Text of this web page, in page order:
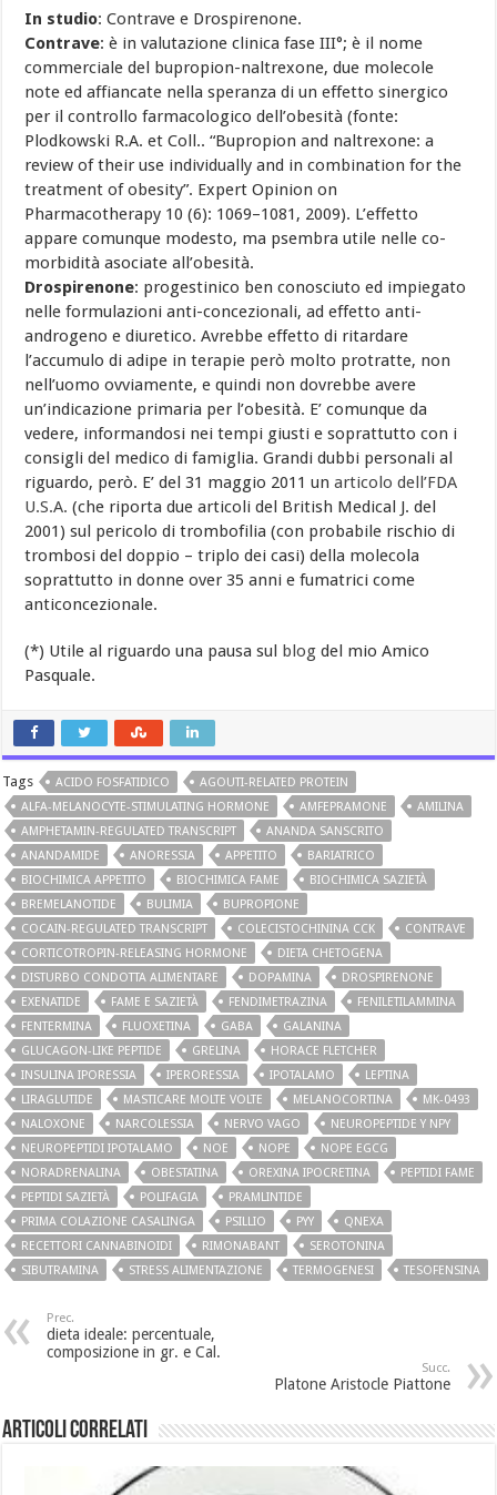
In studio: Contrave e Drospirenone.
Contrave: è in valutazione clinica fase III°; è il nome
commerciale del bupropion-naltrexone, due molecole
note ed affiancate nella speranza di un effetto sinergico
per il controllo farmacologico dell’obesità (fonte:
Plodkowski R.A. et Coll.. “Bupropion and naltrexone: a
review of their use individually and in combination for the
treatment of obesity”. Expert Opinion on
Pharmacotherapy 10 (6): 1069–1081, 2009). L’effetto
appare comunque modesto, ma psembra utile nelle co-
morbidità asociate all’obesità.
Drospirenone: progestinico ben conosciuto ed impiegato
nelle formulazioni anti-concezionali, ad effetto anti-
androgeno e diuretico. Avrebbe effetto di ritardare
l’accumulo di adipe in terapie però molto protratte, non
nell’uomo ovviamente, e quindi non dovrebbe avere
un’indicazione primaria per l’obesità. E’ comunque da
vedere, informandosi nei tempi giusti e soprattutto con i
consigli del medico di famiglia. Grandi dubbi personali al
riguardo, però. E’ del 31 maggio 2011 unarticolo dell’FDA
U.S.A. (che riporta due articoli del British Medical J. del
2001) sul pericolo di trombofilia (con probabile rischio di
trombosi del doppio – triplo dei casi) della molecola
soprattutto in donne over 35 anni e fumatrici come
anticoncezionale.
(*) Utile al riguardo una pausa sul blog del mio Amico
Pasquale.
Tags ACIDO FOSFATIDICO
AGOUTI-RELATED PROTEIN
ALFA-MELANOCYTE-STIMULATING HORMONE
AMFEPRAMONE
AMILINA
AMPHETAMIN-REGULATED TRANSCRIPT
ANANDA SANSCRITO
ANANDAMIDE
ANORESSIA APPETITO
BARIATRICO
BIOCHIMICA APPETITO
BIOCHIMICA FAME
BIOCHIMICA SAZIETÀ
BREMELANOTIDE
BULIMIA
BUPROPIONE
COCAIN-REGULATED TRANSCRIPT
COLECISTOCHININA CCK
CONTRAVE
CORTICOTROPIN-RELEASING HORMONE
DIETA CHETOGENA
DISTURBO CONDOTTA ALIMENTARE
DOPAMINA
DROSPIRENONE
EXENATIDE
FAME E SAZIETÀ FENDIMETRAZINA
FENILETILAMMINA
FENTERMINA
FLUOXETINA GABA
GALANINA
GLUCAGON-LIKE PEPTIDE
GRELINA
HORACE FLETCHER
INSULINA IPORESSIA
IPERORESSIA IPOTALAMO
LEPTINA
LIRAGLUTIDE
MASTICARE MOLTE VOLTE MELANOCORTINA
MK-0493
NALOXONE
NARCOLESSIA NERVO VAGO
NEUROPEPTIDE Y NPY
NEUROPEPTIDI IPOTALAMO
NOE NOPE
NOPE EGCG
NORADRENALINA
OBESTATINA OREXINA IPOCRETINA
PEPTIDI FAME
PEPTIDI SAZIETÀ
POLIFAGIA
PRAMLINTIDE
PRIMA COLAZIONE CASALINGA
PSILLIO PYY
QNEXA
RECETTORI CANNABINOIDI
RIMONABANT
SEROTONINA
SIBUTRAMINA
STRESS ALIMENTAZIONE TERMOGENESI TESOFENSINA
Prec.
dieta ideale: percentuale,
composizione in gr. e Cal.
Succ.
Platone Aristocle Piattone
Articoli Correlati